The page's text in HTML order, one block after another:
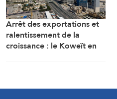
Arrêt des exportations et
ralentissement de la
croissance : le Koweït en